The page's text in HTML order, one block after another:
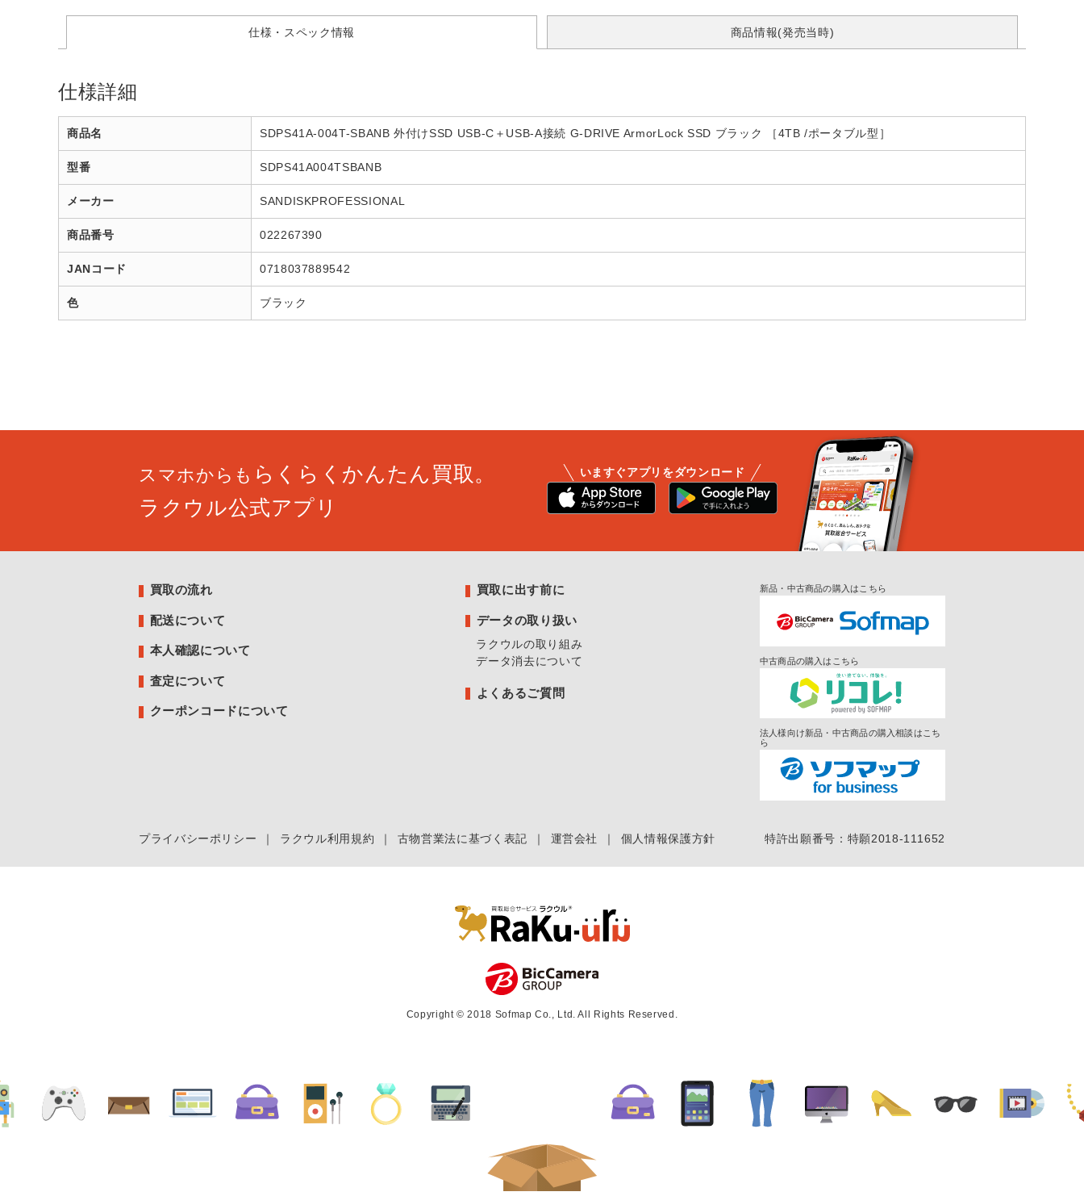
仕様・スペック情報 商品情報(発売当時)
仕様詳細
商品名 SDPS41A-004T-SBANB 外付けSSD USB-C＋USB-A接続 G-DRIVE ArmorLock SSD ブラック ［4TB /ポータブル型］
型番 SDPS41A004TSBANB
メーカー SANDISKPROFESSIONAL
商品番号 022267390
JANコード 0718037889542
色 ブラック
スマホからも らくらくかんたん買取。
ラクウル公式アプリ
いますぐアプリをダウンロード
買取の流れ
配送について
本人確認について
査定について
クーポンコードについて
買取に出す前に
データの取り扱い
ラクウルの取り組み
データ消去について
よくあるご質問
新品・中古商品の購入はこちら
中古商品の購入はこちら
法人様向け新品・中古商品の購入相談はこち
ら
プライバシーポリシー ｜ ラクウル利用規約 ｜ 古物営業法に基づく表記 ｜ 運営会社 ｜ 個人情報保護方針 特許出願番号：特願2018-111652
Copyright © 2018 Sofmap Co., Ltd. All Rights Reserved.